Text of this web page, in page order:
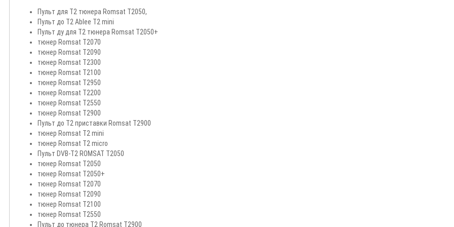
Пульт для Т2 тюнера Romsat T2050,
Пульт до Т2 Ablee T2 mini
Пульт ду для Т2 тюнера Romsat T2050+
тюнер Romsat T2070
тюнер Romsat T2090
тюнер Romsat T2300
тюнер Romsat T2100
тюнер Romsat T2950
тюнер Romsat T2200
тюнер Romsat T2550
тюнер Romsat T2900
​Пульт до Т2 приставки Romsat Т2900
тюнер Romsat T2 mini
тюнер Romsat T2 micro
Пульт DVB-T2 ROMSAT T2050
тюнер Romsat T2050
тюнер Romsat T2050+
тюнер Romsat T2070
тюнер Romsat T2090
тюнер Romsat T2100
тюнер Romsat T2550
Пульт до тюнера Т2 Romsat T2900